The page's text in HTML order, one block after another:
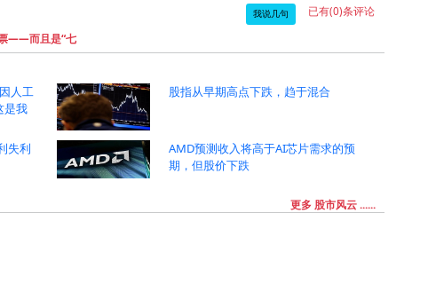
我说几句 已有(0)条评论
票——而且是“七
人工
是我
股指从早期高点下跌，趋于混合
失利
AMD预测收入将高于AI芯片需求的预
期，但股价下跌
更多 股市风云 ......